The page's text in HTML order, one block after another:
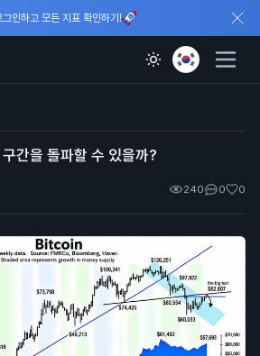
그인하고 모든 지표 확인하기!
간을 돌파할 수 있을까?
240 0 0